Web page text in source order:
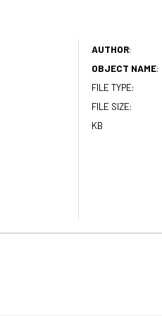
AUTHOR:
OBJECT NAME:
FILE TYPE:
FILE SIZE:
KB